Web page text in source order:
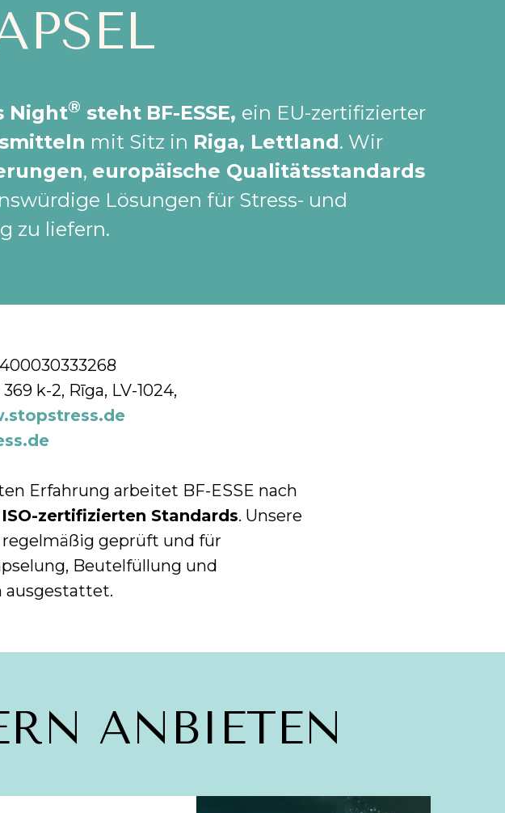
Night® steht BF-ESSE, ein EU-zertifizierter
mit Sitz in Riga, Lettland. Wir
, europäische Qualitätsstandards
Lösungen für Stress- und
zu liefern.
k-2, Rīga, LV-1024,
Erfahrung arbeitet BF-ESSE nach
ISO-zertifizierten Standards. Unsere
geprüft und für
Beutelfüllung und
ausgestattet.
ANBIETEN